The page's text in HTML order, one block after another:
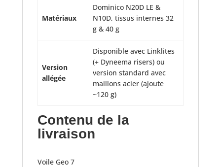
Matériaux
Dominico N20D LE &
N10D, tissus internes 32
g & 40 g
Version
allégée
Disponible avec Linklites
(+ Dyneema risers) ou
version standard avec
maillons acier (ajoute
~120 g)
Contenu de la
livraison
Voile Geo 7